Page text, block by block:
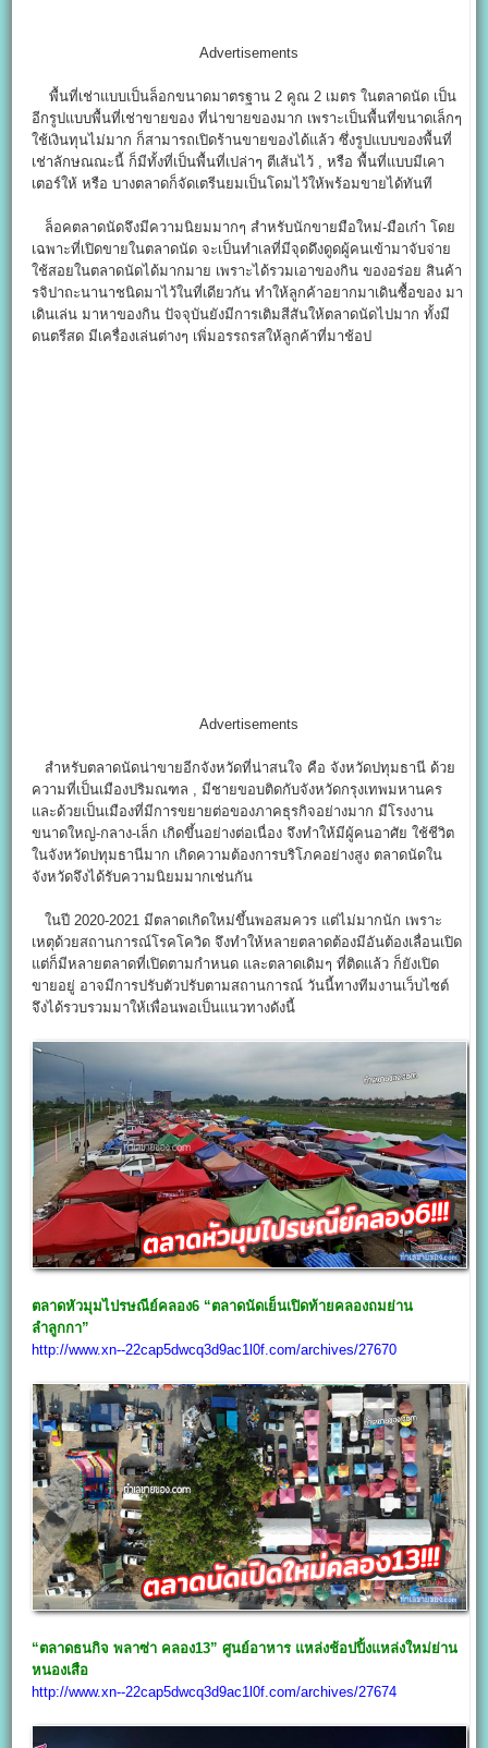
Advertisements
พื้นที่เช่าแบบเป็นล็อกขนาดมาตรฐาน 2 คูณ 2 เมตร ในตลาดนัด เป็น
อีกรูปแบบพื้นที่เช่าขายของ ที่น่าขายของมาก เพราะเป็นพื้นที่ขนาดเล็กๆ
ใช้เงินทุนไม่มาก ก็สามารถเปิดร้านขายของได้แล้ว ซึ่งรูปแบบของพื้นที่
เช่าลักษณณะนี้ ก็มีทั้งที่เป็นพื้นที่เปล่าๆ ตีเส้นไว้ , หรือ พื้นที่แบบมีเคา
เตอร์ให้ หรือ บางตลาดก็จัดเตรีนยมเป็นโดมไว้ให้พร้อมขายได้ทันที
ล็อคตลาดนัดจึงมีความนิยมมากๆ สำหรับนักขายมือใหม่-มือเก๋า โดย
เฉพาะที่เปิดขายในตลาดนัด จะเป็นทำเลที่มีจุดดึงดูดผู้คนเข้ามาจับจ่าย
ใช้สอยในตลาดนัดได้มากมาย เพราะได้รวมเอาของกิน ของอร่อย สินค้า
รจิปาถะนานาชนิดมาไว้ในที่เดียวกัน ทำให้ลูกค้าอยากมาเดินซื้อของ มา
เดินเล่น มาหาของกิน ปัจจุบันยังมีการเติมสีสันให้ตลาดนัดไปมาก ทั้งมี
ดนตรีสด มีเครื่องเล่นต่างๆ เพิ่มอรรถรสให้ลูกค้าที่มาช้อป
Advertisements
สำหรับตลาดนัดน่าขายอีกจังหวัดที่น่าสนใจ คือ จังหวัดปทุมธานี ด้วย
ความที่เป็นเมืองปริมณฑล , มีชายขอบติดกับจังหวัดกรุงเทพมหานคร
และด้วยเป็นเมืองที่มีการขยายต่อของภาคธุรกิจอย่างมาก มีโรงงาน
ขนาดใหญ่-กลาง-เล็ก เกิดขึ้นอย่างต่อเนื่อง จึงทำให้มีผู้คนอาศัย ใช้ชีวิต
ในจังหวัดปทุมธานีมาก เกิดความต้องการบริโภคอย่างสูง ตลาดนัดใน
จังหวัดจึงได้รับความนิยมมากเช่นกัน
ในปี 2020-2021 มีตลาดเกิดใหม่ขึ้นพอสมควร แต่ไม่มากนัก เพราะ
เหตุด้วยสถานการณ์โรคโควิด จึงทำให้หลายตลาดต้องมีอันต้องเลื่อนเปิด
แต่ก็มีหลายตลาดที่เปิดตามกำหนด และตลาดเดิมๆ ที่ติดแล้ว ก็ยังเปิด
ขายอยู่ อาจมีการปรับตัวปรับตามสถานการณ์ วันนี้ทางทีมงานเว็บไซต์
จึงได้รวบรวมมาให้เพื่อนพอเป็นแนวทางดังนี้
ตลาดหัวมุมไปรษณีย์คลอง6 “ตลาดนัดเย็นเปิดท้ายคลองถมย่าน
ลำลูกกา”
http://www.xn--22cap5dwcq3d9ac1l0f.com/archives/27670
“ตลาดธนกิจ พลาซ่า คลอง13” ศูนย์อาหาร แหล่งช้อปปิ้งแหล่งใหม่ย่าน
หนองเสือ
http://www.xn--22cap5dwcq3d9ac1l0f.com/archives/27674